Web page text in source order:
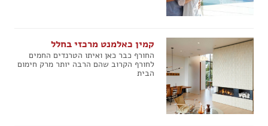
קמין כאלמנט מרכזי בחלל
החורף כבר כאן ואיתו הטרנדים החמים
לחורף הקרוב שהם הרבה יותר מרק חימום
הבית